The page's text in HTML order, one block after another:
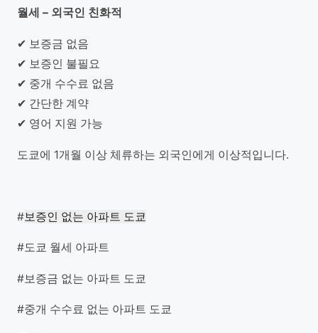
월세 – 외국인 친화적
✔ 보증금 없음
✔ 보증인 불필요
✔ 중개 수수료 없음
✔ 간단한 계약
✔ 영어 지원 가능
도쿄에 1개월 이상 체류하는 외국인에게 이상적입니다.
#보증인 없는 아파트 도쿄
#도쿄 월세 아파트
#보증금 없는 아파트 도쿄
#중개 수수료 없는 아파트 도쿄